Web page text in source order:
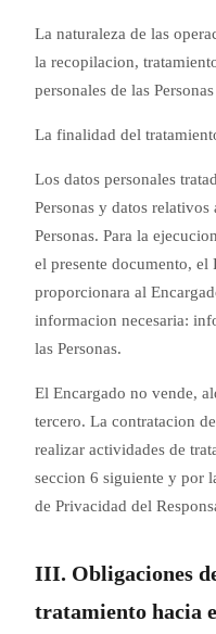
La naturaleza de las
la recopilacion,
personales de las
La finalidad del
Los datos personales
Personas y datos
Personas. Para la
el presente documento, el
proporcionara al
informacion necesaria:
las Personas.
El Encargado no vende,
tercero. La contratacion
realizar actividades de
seccion 6 siguiente y por
de Privacidad del
III. Obligaciones
tratamiento hacia